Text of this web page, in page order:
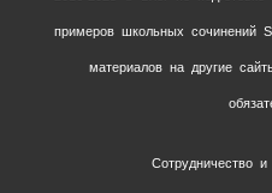
примеров школьных сочинений
материалов на другие
Сотрудничество